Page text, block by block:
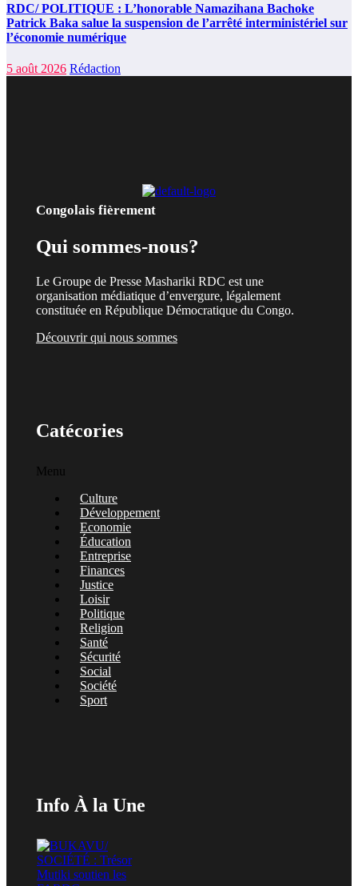
RDC/ POLITIQUE : L’honorable Namazihana Bachoke
Patrick Baka salue la suspension de l’arrêté interministériel sur
l’économie numérique
5 août 2026 Rédaction
Congolais fièrement
Qui sommes-nous?
Le Groupe de Presse Mashariki RDC est une
organisation médiatique d’envergure, légalement
constituée en République Démocratique du Congo.
Découvrir qui nous sommes
Catécories
Menu
Culture
Développement
Economie
Éducation
Entreprise
Finances
Justice
Loisir
Politique
Religion
Santé
Sécurité
Social
Société
Sport
Info À la Une